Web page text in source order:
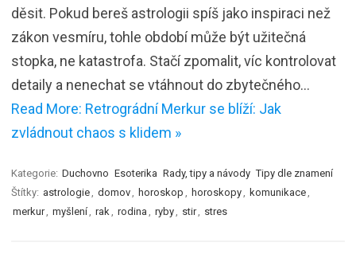
děsit. Pokud bereš astrologii spíš jako inspiraci než
zákon vesmíru, tohle období může být užitečná
stopka, ne katastrofa. Stačí zpomalit, víc kontrolovat
detaily a nenechat se vtáhnout do zbytečného…
Read More: Retrográdní Merkur se blíží: Jak
zvládnout chaos s klidem »
Kategorie: Duchovno Esoterika Rady, tipy a návody Tipy dle znamení
Štítky: astrologie domov horoskop horoskopy komunikace
merkur
myšlení rak rodina ryby stir stres